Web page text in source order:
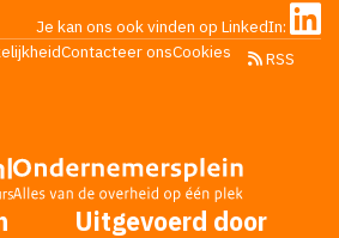
Je kan ons ook vinden op LinkedIn:
Contacteer onsCookies RSS
Uitgevoerd door